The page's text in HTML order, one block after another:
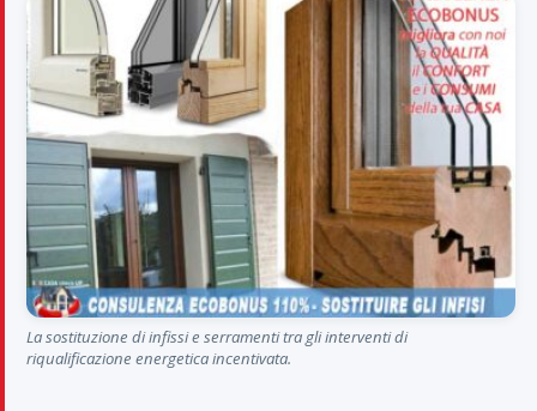
La sostituzione di infissi e serramenti tra gli interventi di
riqualificazione energetica incentivata.